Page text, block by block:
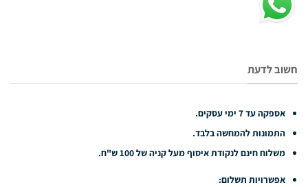
חשוב לדעת
אספקה עד 7 ימי עסקים.
התמונות להמחשה בלבד.
משלוח חינם לנקודת איסוף מעל קניה של 100 ש"ח.
אפשרויות תשלום: